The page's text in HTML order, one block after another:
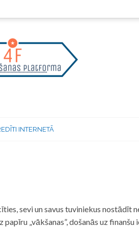
INTERNETĀ
sevi un savus tuviniekus nostādīt
papīru „vākšanas”, došanās uz